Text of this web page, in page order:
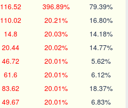
116.52 396.89% 79.39%
110.02 20.21% 16.80%
14.8 20.03% 14.18%
20.44 20.02% 14.77%
46.72 20.01% 5.62%
61.6 20.01% 6.12%
83.62 20.01% 18.37%
49.67 20.01% 6.83%